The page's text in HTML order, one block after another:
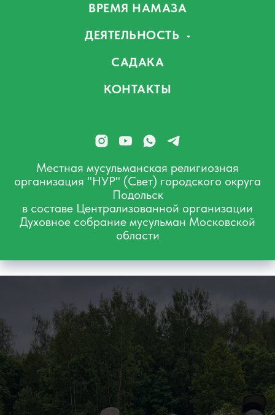
ВРЕМЯ НАМАЗА
ДЕЯТЕЛЬНОСТЬ
САДАКА
КОНТАКТЫ
Местная мусульманская религиозная
организация "НУР" (Свет) городского округа
Подольск
в составе Централизованной организации
Духовное собрание мусульман Московской
области